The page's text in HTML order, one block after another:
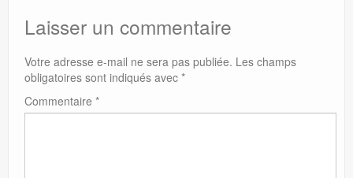
Laisser un commentaire
Votre adresse e-mail ne sera pas publiée. Les champs
obligatoires sont indiqués avec *
Commentaire *